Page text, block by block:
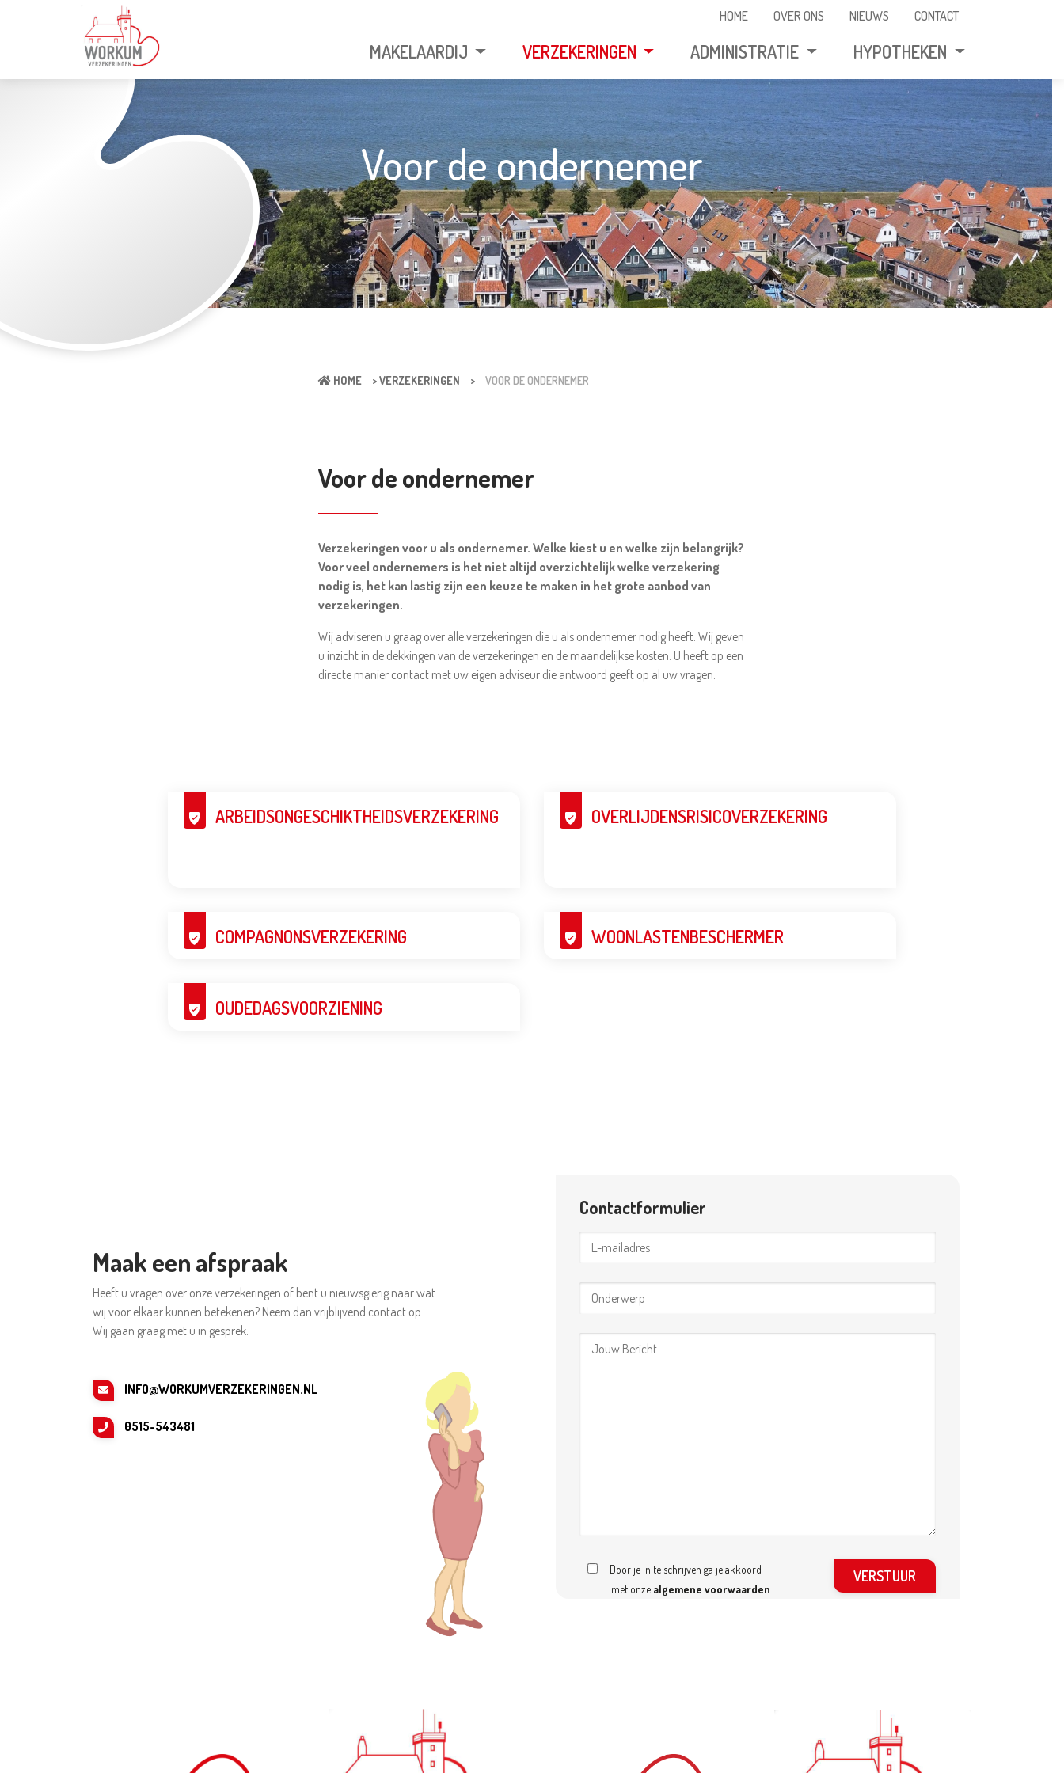
HOME OVER ONS NIEUWS CONTACT
MAKELAARDIJ VERZEKERINGEN ADMINISTRATIE HYPOTHEKEN
Voor de ondernemer
HOME >VERZEKERINGEN > VOOR DE ONDERNEMER
Voor de ondernemer
Verzekeringen voor u als ondernemer. Welke kiest u en welke zijn belangrijk?
Voor veel ondernemers is het niet altijd overzichtelijk welke verzekering
nodig is, het kan lastig zijn een keuze te maken in het grote aanbod van
verzekeringen.
Wij adviseren u graag over alle verzekeringen die u als ondernemer nodig heeft. Wij geven
u inzicht in de dekkingen van de verzekeringen en de maandelijkse kosten. U heeft op een
directe manier contact met uw eigen adviseur die antwoord geeft op al uw vragen.
ARBEIDSONGESCHIKTHEIDSVERZEKERING OVERLIJDENSRISICOVERZEKERING
COMPAGNONSVERZEKERING WOONLASTENBESCHERMER
OUDEDAGSVOORZIENING
Maak een afspraak
Heeft u vragen over onze verzekeringen of bent u nieuwsgierig naar wat
wij voor elkaar kunnen betekenen? Neem dan vrijblijvend contact op.
Wij gaan graag met u in gesprek.
INFO@WORKUMVERZEKERINGEN.NL
0515-543481
Contactformulier
Door je in te schrijven ga je akkoord
met onze algemene voorwaarden